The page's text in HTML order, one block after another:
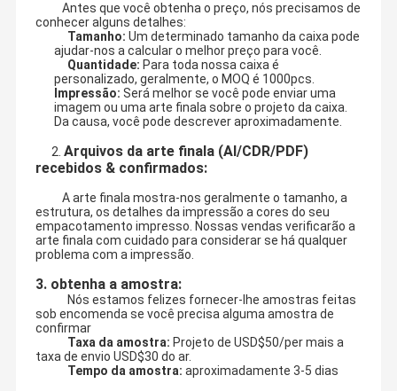
Antes que você obtenha o preço, nós precisamos de
conhecer alguns detalhes:
Tamanho: Um determinado tamanho da caixa pode
ajudar-nos a calcular o melhor preço para você.
Quantidade: Para toda nossa caixa é
personalizado, geralmente, o MOQ é 1000pcs.
Impressão: Será melhor se você pode enviar uma
imagem ou uma arte finala sobre o projeto da caixa.
Da causa, você pode descreveraproximadamente.
2. Arquivos da arte finala (AI/CDR/PDF)
recebidos & confirmados:
A arte finala mostra-nos geralmente o tamanho, a
estrutura, os detalhes da impressão a cores do seu
empacotamento impresso. Nossas vendas verificarão a
arte finala com cuidado para considerar se há qualquer
problema com a impressão.
3. obtenha a amostra:
Nós estamos felizes fornecer-lhe amostras feitas
sob encomenda se você precisa alguma amostra de
confirmar
Taxa da amostra: Projeto de USD$50/per mais a
taxa de envio USD$30 do ar.
Tempo da amostra: aproximadamente 3-5 dias